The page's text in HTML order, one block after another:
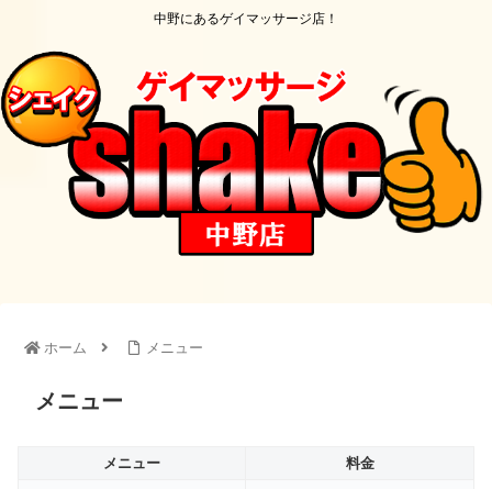
中野にあるゲイマッサージ店！
ホーム メニュー
メニュー
メニュー 料金